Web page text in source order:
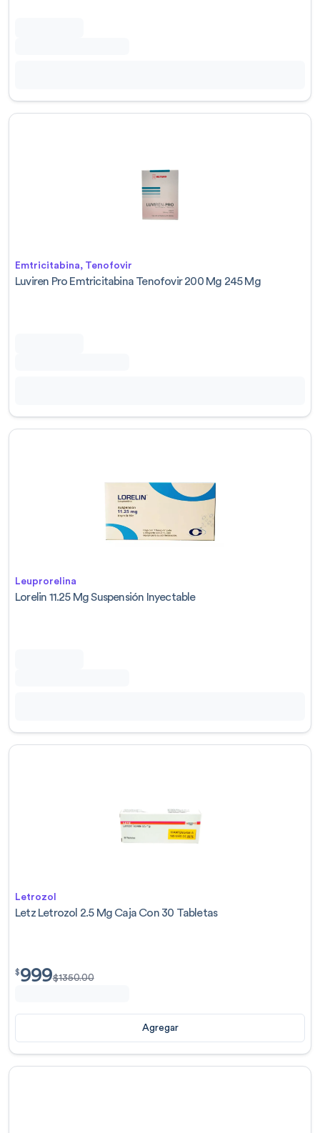
Emtricitabina, Tenofovir
Luviren Pro Emtricitabina Tenofovir 200 Mg 245 Mg
Leuprorelina
Lorelin 11.25 Mg Suspensión Inyectable
Letrozol
Letz Letrozol 2.5 Mg Caja Con 30 Tabletas
$999.00
$999$1350.00
Agregar